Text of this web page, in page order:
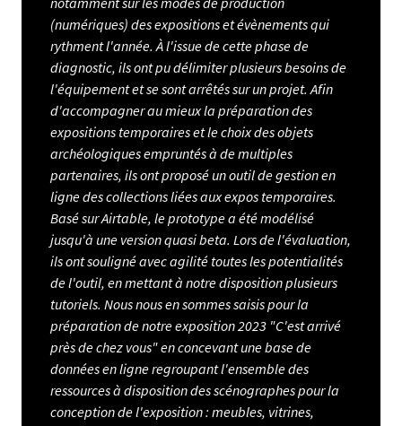
(numériques) des expositions et évènements qui
rythment l'année. À l'issue de cette phase de
diagnostic, ils ont pu délimiter plusieurs besoins de
l'équipement et se sont arrêtés sur un projet. Afin
d'accompagner au mieux la préparation des
expositions temporaires et le choix des objets
archéologiques empruntés à de multiples
partenaires, ils ont proposé un outil de gestion en
ligne des collections liées aux expos temporaires.
Basé sur Airtable, le prototype a été modélisé
jusqu'à une version quasi beta. Lors de l'évaluation,
ils ont souligné avec agilité toutes les potentialités
de l'outil, en mettant à notre disposition plusieurs
tutoriels. Nous nous en sommes saisis pour la
préparation de notre exposition 2023 "C'est arrivé
près de chez vous" en concevant une base de
données en ligne regroupant l'ensemble des
ressources à disposition des scénographes pour la
conception de l'exposition : meubles, vitrines,